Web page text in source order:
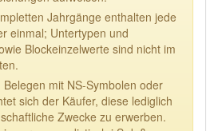
Jahrgänge enthalten jede
einmal; Untertypen und
Blockeinzelwerte sind nicht im
mit NS-Symbolen oder
sich der Käufer, diese lediglich
Zwecke zu erwerben.